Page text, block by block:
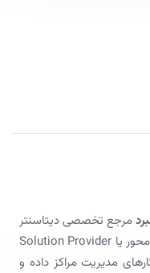
مرجع تخصصی دیتاسنتر
و رایانش ابری، به عنوان یک شرکت راهکار محور یا Solution Provider
مدیریت مراکز داده و